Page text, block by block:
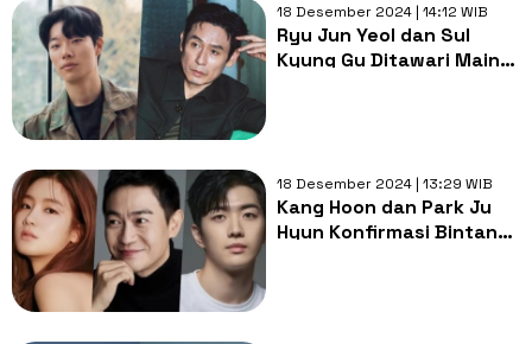
18 Desember 2024 | 14:12 WIB
Ryu Jun Yeol dan Sul
Kyung Gu Ditawari Main
18 Desember 2024 | 13:29 WIB
Kang Hoon dan Park Ju
Hyun Konfirmasi Bintangi